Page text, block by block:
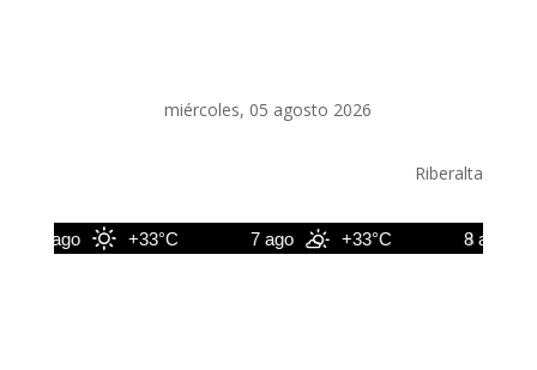
miércoles, 05 agosto 2026
Riberalta
+33°C 7 ago +33°C 8 ago